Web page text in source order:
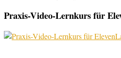
Praxis-Video-Lernkurs für